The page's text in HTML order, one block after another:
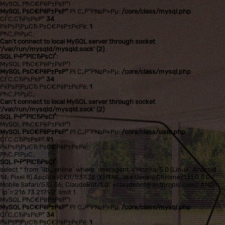
MySQL РћС€РёР±РєР°!
MySQL РѕС€РёР±РєР° РІ С„Р°Р№Р»Рµ: /core/class/mysql.php
СЃС‚СЂРѕРєР° 34
РќРѕРјРµСЂ РѕС€РёР±РєРё: 1
РћС‚РІРµС‚:
Can't connect to local MySQL server through socket
'/var/run/mysqld/mysqld.sock' (2)
SQL Р·Р°РїСЂРѕСЃ:
MySQL РћС€РёР±РєР°!
MySQL РѕС€РёР±РєР° РІ С„Р°Р№Р»Рµ: /core/class/mysql.php
СЃС‚СЂРѕРєР° 34
РќРѕРјРµСЂ РѕС€РёР±РєРё: 1
РћС‚РІРµС‚:
Can't connect to local MySQL server through socket
'/var/run/mysqld/mysqld.sock' (2)
SQL Р·Р°РїСЂРѕСЃ:
MySQL РћС€РёР±РєР°!
MySQL РѕС€РёР±РєР° РІ С„Р°Р№Р»Рµ: /core/class/user.php
СЃС‚СЂРѕРєР° 91
РќРѕРјРµСЂ РѕС€РёР±РєРё:
РћС‚РІРµС‚:
SQL Р·Р°РїСЂРѕСЃ:
select * from `lib_online` where `useragent`='Mozilla/5.0 (Linux; Android
14; Pixel 8) AppleWebKit/537.36 (KHTML, like Gecko) Chrome/131.0.0.0
Mobile Safari/537.36; ClaudeBot/1.0; +claudebot@anthropic.com)' AND
`ip`='216.73.217.92' limit 1
MySQL РћС€РёР±РєР°!
MySQL РѕС€РёР±РєР° РІ С„Р°Р№Р»Рµ:/core/class/mysql.php
СЃС‚СЂРѕРєР°34
РќРѕРјРµСЂ РѕС€РёР±РєРё: 1